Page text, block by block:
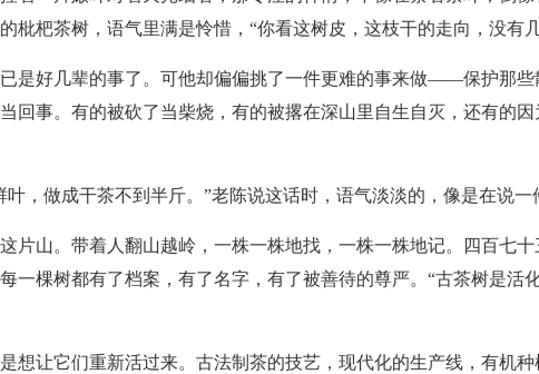
枇杷茶树，语气里满是怜惜，“你看这树皮，这枝干的走向，没有
是好几辈的事了。可他却偏偏挑了一件更难的事来做——保护那
回事。有的被砍了当柴烧，有的被撂在深山里自生自灭，还有的
，做成干茶不到半斤。”老陈说这话时，语气淡淡的，像是在说一
片山。带着人翻山越岭，一株一株地找，一株一株地记。四百七
一棵树都有了档案，有了名字，有了被善待的尊严。“古茶树是活
想让它们重新活过来。古法制茶的技艺，现代化的生产线，有机